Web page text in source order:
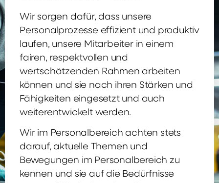
Wir sorgen dafür, dass unsere
Personalprozesse effizient und produktiv
laufen, unsere Mitarbeiter in einem
fairen, respektvollen und
wertschätzenden Rahmen arbeiten
können und sie nach ihren Stärken und
Fähigkeiten eingesetzt und auch
weiterentwickelt werden.
Wir im Personalbereich achten stets
darauf, aktuelle Themen und
Bewegungen im Personalbereich zu
kennen und sie auf die Bedürfnisse